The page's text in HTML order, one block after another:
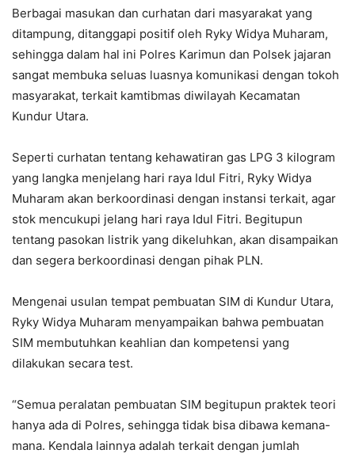
Berbagai masukan dan curhatan dari masyarakat yang
ditampung, ditanggapi positif oleh Ryky Widya Muharam,
sehingga dalam hal ini Polres Karimun dan Polsek jajaran
sangat membuka seluas luasnya komunikasi dengan tokoh
masyarakat, terkait kamtibmas diwilayah Kecamatan
Kundur Utara.
Seperti curhatan tentang kehawatiran gas LPG 3 kilogram
yang langka menjelang hari raya Idul Fitri, Ryky Widya
Muharam akan berkoordinasi dengan instansi terkait, agar
stok mencukupi jelang hari raya Idul Fitri. Begitupun
tentang pasokan listrik yang dikeluhkan, akan disampaikan
dan segera berkoordinasi dengan pihak PLN.
Mengenai usulan tempat pembuatan SIM di Kundur Utara,
Ryky Widya Muharam menyampaikan bahwa pembuatan
SIM membutuhkan keahlian dan kompetensi yang
dilakukan secara test.
“Semua peralatan pembuatan SIM begitupun praktek teori
hanya ada di Polres, sehingga tidak bisa dibawa kemana-
mana. Kendala lainnya adalah terkait dengan jumlah